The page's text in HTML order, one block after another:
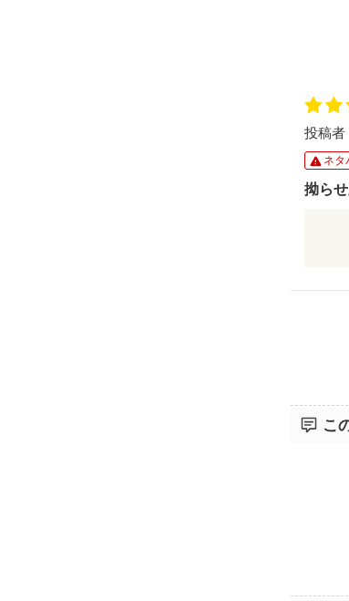
投稿
ネタ
拗ら
長
は
い
こ